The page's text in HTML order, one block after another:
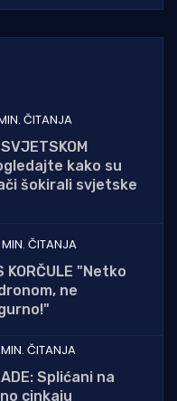
ČITANJA
kako su
šokirali svjetske
ČITANJA
KORČULE "Netko
ne
ČITANJA
Splićani na
cinkaju